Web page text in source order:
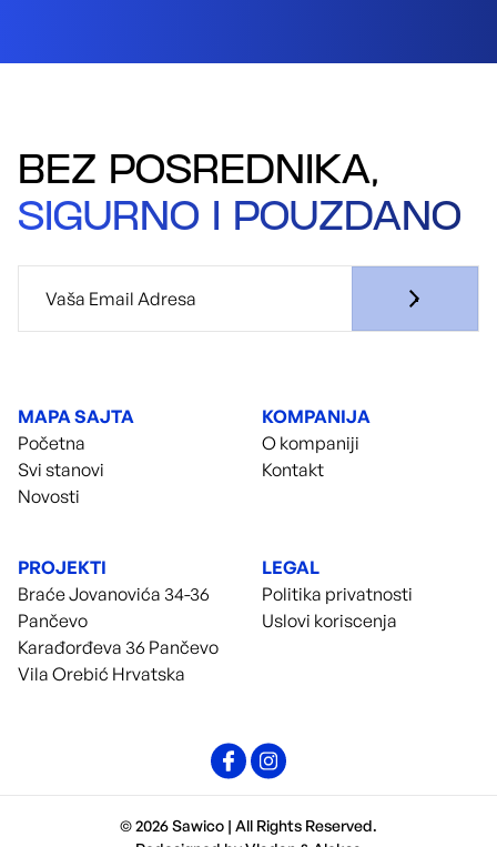
BEZ POSREDNIKA,
SIGURNO I POUZDANO
MAPA SAJTA
Početna
Svi stanovi
Novosti
KOMPANIJA
O kompaniji
Kontakt
PROJEKTI
Braće Jovanovića 34-36
Pančevo
Karađorđeva 36 Pančevo
Vila Orebić Hrvatska
LEGAL
Politika privatnosti
Uslovi koriscenja
© 2026 Sawico | All Rights Reserved.